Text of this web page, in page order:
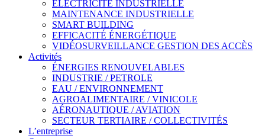
ELECTRICITÉ INDUSTRIELLE
MAINTENANCE INDUSTRIELLE
SMART BUILDING
EFFICACITÉ ÉNERGÉTIQUE
VIDÉOSURVEILLANCE GESTION DES ACCÈS
Activités
ÉNERGIES RENOUVELABLES
INDUSTRIE / PETROLE
EAU / ENVIRONNEMENT
AGROALIMENTAIRE / VINICOLE
AÉRONAUTIQUE / AVIATION
SECTEUR TERTIAIRE / COLLECTIVITÉS
L’entreprise